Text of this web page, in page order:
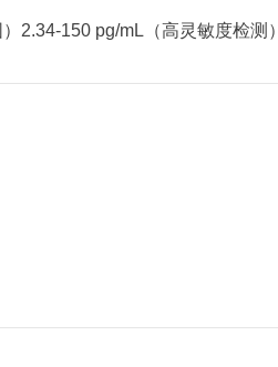
）2.34-150 pg/mL（高灵敏度检测）